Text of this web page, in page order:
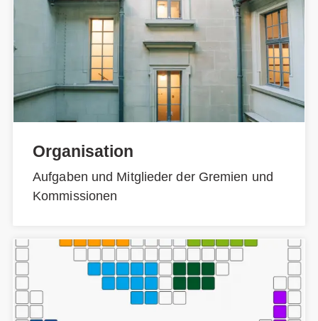
Organisation
Aufgaben und Mitglieder der Gremien und
Kommissionen